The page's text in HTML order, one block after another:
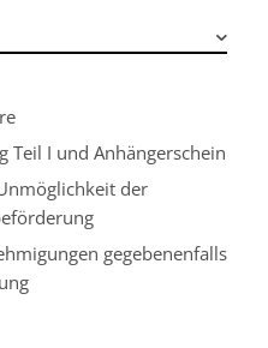
Teil I und Anhängerschein
der
gegebenenfalls